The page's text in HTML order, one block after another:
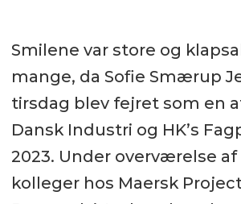
Smilene var store og
mange, da Sofie Smærup
tirsdag blev fejret som en
Dansk Industri og HK’s
2023. Under overværelse
kolleger hos Maersk